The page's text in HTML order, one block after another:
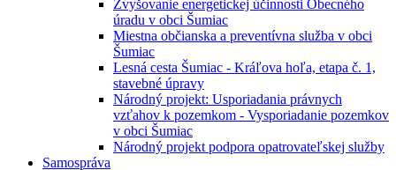
Zvyšovanie energetickej účinnosti Obecného
úradu v obci Šumiac
Miestna občianska a preventívna služba v obci
Šumiac
Lesná cesta Šumiac - Kráľova hoľa, etapa č. 1,
stavebné úpravy
Národný projekt: Usporiadania právnych
vzťahov k pozemkom - Vysporiadanie pozemkov
v obci Šumiac
Národný projekt podpora opatrovateľskej služby
Samospráva